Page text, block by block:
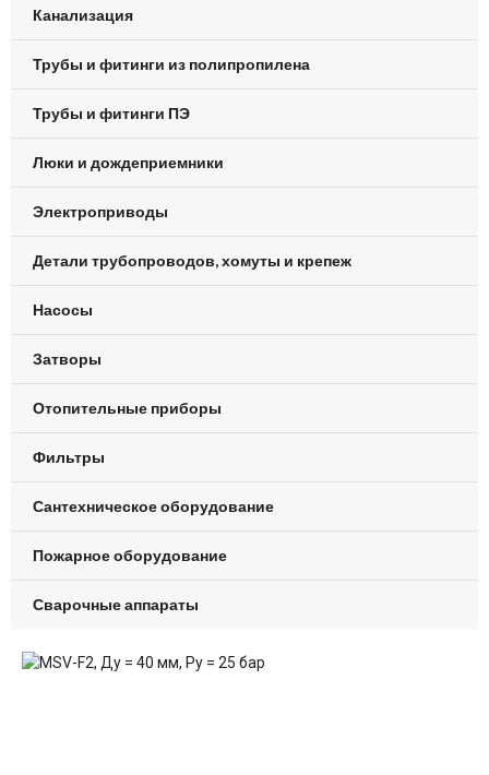
Канализация
Трубы и фитинги из полипропилена
Трубы и фитинги ПЭ
Люки и дождеприемники
Электроприводы
Детали трубопроводов, хомуты и крепеж
Насосы
Затворы
Отопительные приборы
Фильтры
Сантехническое оборудование
Пожарное оборудование
Сварочные аппараты